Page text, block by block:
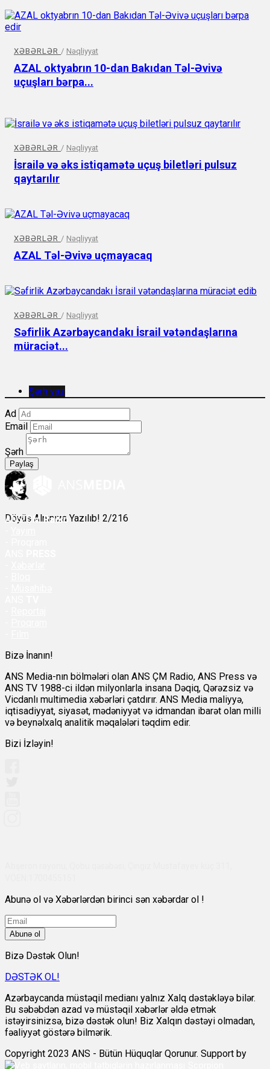
XƏBƏRLƏR / Nəqliyyat
AZAL oktyabrın 10-dan Bakıdan Təl-Əvivə
uçuşları bərpa...
XƏBƏRLƏR / Nəqliyyat
İsrailə və əks istiqamətə uçuş biletləri pulsuz
qaytarılır
XƏBƏRLƏR / Nəqliyyat
AZAL Təl-Əvivə uçmayacaq
XƏBƏRLƏR / Nəqliyyat
Səfirlik Azərbaycandakı İsrail vətəndaşlarına
müraciət...
Şərh yaz
Ad
Email
Şərh
Paylaş
Döyüş Alnınıza Yazılıb! 2/216
ANSÇM Radio
Bizə İnanın!
ANS Media-nın bölmələri olan ANS ÇM Radio, ANS Press və
ANS TV 1988-ci ildən milyonlarla insana Dəqiq, Qərəzsiz və
Vicdanlı multimedia xəbərləri çatdırır. ANS Media maliyyə,
iqtisadiyyat, siyasət, mədəniyyət və idmandan ibarət olan milli
və beynəlxalq analitik məqalələri təqdim edir.
Bizi İzləyin!
Abunə ol və Xəbərlərdən birinci sən xəbərdar ol !
Abunə ol
Bizə Dəstək Olun!
DƏSTƏK OL!
Azərbaycanda müstəqil medianı yalnız Xalq dəstəkləyə bilər.
Bu səbəbdən azad və müstəqil xəbərlər əldə etmək
istəyirsinizsə, bizə dəstək olun! Biz Xalqın dəstəyi olmadan,
fəaliyyət göstərə bilmərik.
Copyright 2023 ANS - Bütün Hüquqlar Qorunur. Support by